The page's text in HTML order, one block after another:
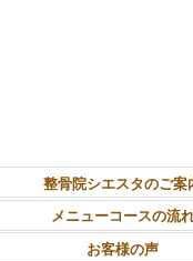
整骨院シエスタのご案
メニューコースの流
お客様の声